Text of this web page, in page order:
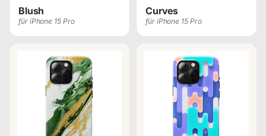
Blush
für iPhone 15 Pro
Curves
für iPhone 15 Pro